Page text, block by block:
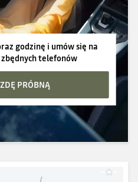
godzinę i umów się na
telefonów
PRÓBNĄ